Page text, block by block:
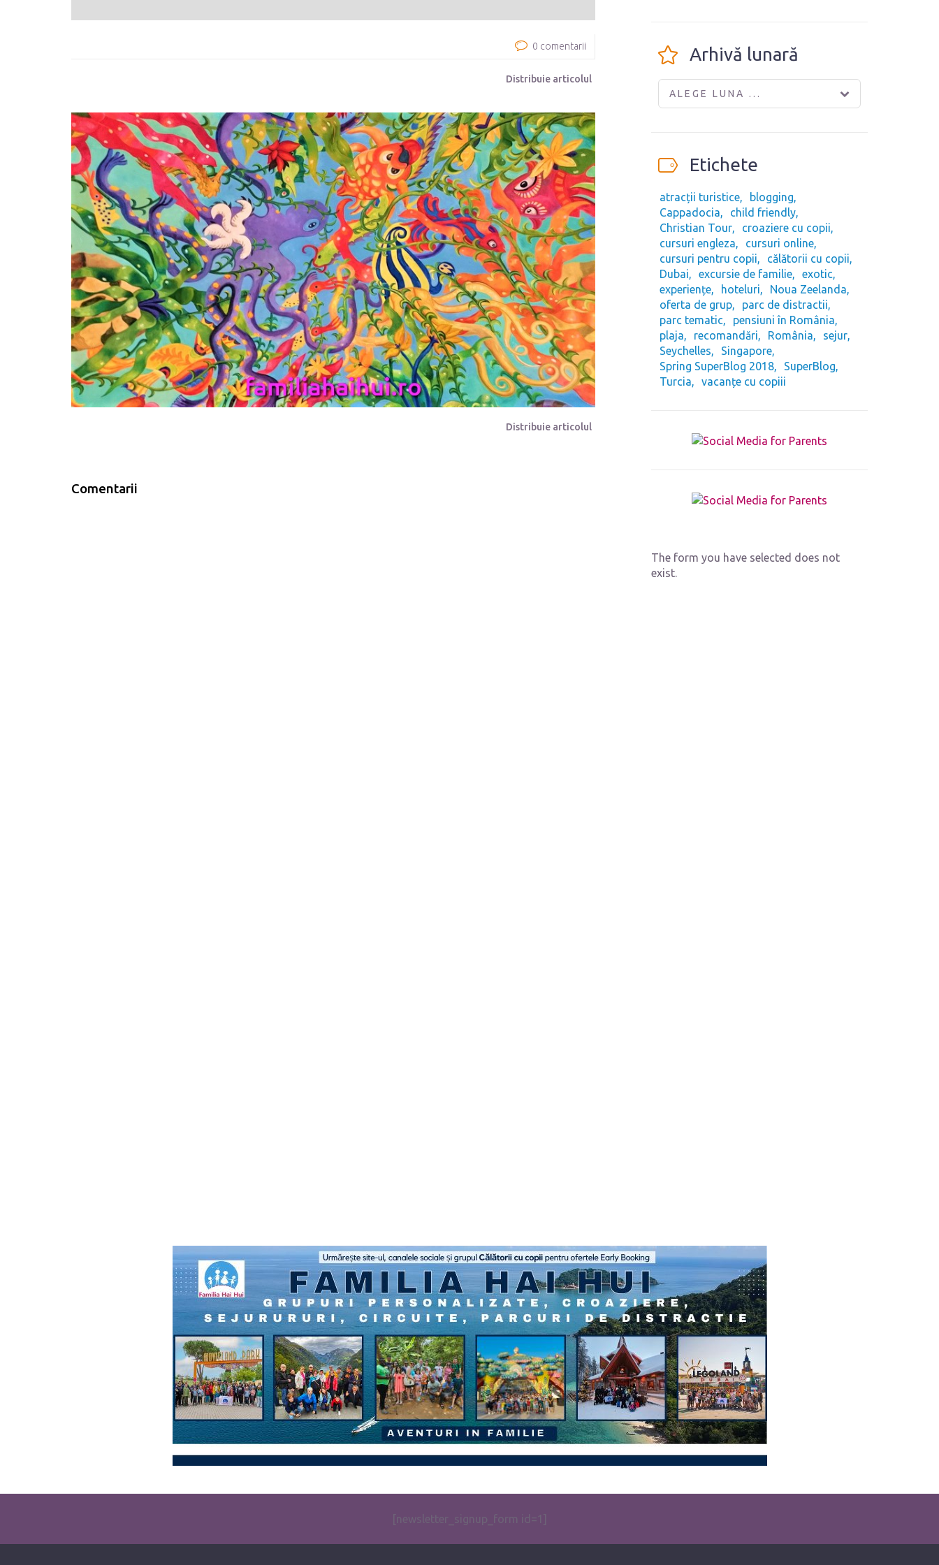
0 comentarii
Distribuie articolul
Distribuie articolul
Comentarii
Arhivă lunară
ALEGE LUNA ...
Etichete
atracții turistice
blogging
Cappadocia
child friendly
Christian Tour
croaziere cu copii
cursuri engleza
cursuri online
cursuri pentru copii
călătorii cu copii
Dubai
excursie de familie
exotic
experiențe
hoteluri
Noua Zeelanda
oferta de grup
parc de distractii
parc tematic
pensiuni în România
plaja
recomandări România
sejur
Seychelles
Singapore
Spring SuperBlog 2018
SuperBlog
Turcia
vacanțe cu copiii
The form you have selected does not
exist.
[newsletter_signup_form id=1]